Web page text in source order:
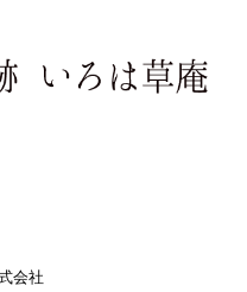
会社